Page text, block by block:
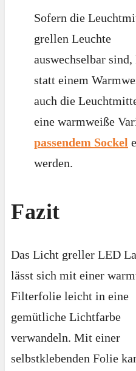
Sofern die
grellen Leuchte
auswechselbar sind,
statt einem
auch die
eine warmweiße
passendem Sockel
werden.
Fazit
Das Licht greller LED
lässt sich mit einer
Filterfolie leicht in eine
gemütliche Lichtfarbe
verwandeln. Mit einer
selbstklebenden Folie